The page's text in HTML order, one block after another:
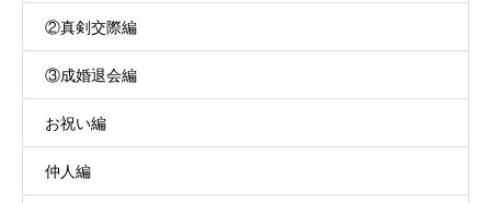
②真剣交際編
③成婚退会編
お祝い編
仲人編